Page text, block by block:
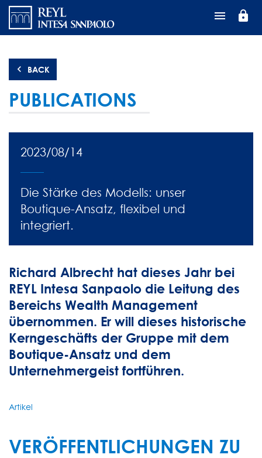
Direkt
zum
Inhalt
lock
BACK
PUBLICATIONS
2023/08/14
Die Stärke des Modells: unser
Boutique-Ansatz, flexibel und
integriert.
Richard Albrecht hat dieses Jahr bei
REYL Intesa Sanpaolo die Leitung des
Bereichs Wealth Management
übernommen. Er will dieses historische
Kerngeschäfts der Gruppe mit dem
Boutique-Ansatz und dem
Unternehmergeist fortführen.
Artikel
VERÖFFENTLICHUNGEN ZU